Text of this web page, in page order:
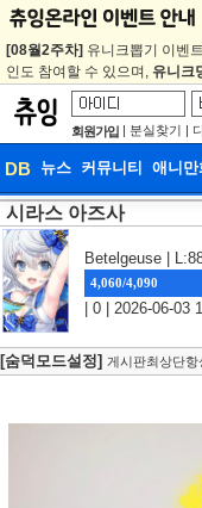
[08월2주차] 유니크뽑기 이벤
인도 참여할 수 있으며, 유니크
회원가입 | 분실찾기 |
DB 뉴스 커뮤니티 애니만
DB
웹툰 이
시라스 아즈사
Betelgeuse |
4,060/4,090
| 0 | 2026-06-03
[숨덕모드설정] 게시판최상단항